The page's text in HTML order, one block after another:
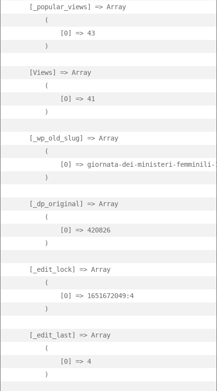
    [_popular_views] => Array
        (
            [0] => 43
        )
    [Views] => Array
        (
            [0] => 41
        )
    [_wp_old_slug] => Array
        (
[0] => giornata-dei-ministeri-
        )
    [_dp_original] => Array
        (
            [0] => 420826
        )
    [_edit_lock] => Array
        (
            [0] => 1651672049:4
        )
    [_edit_last] => Array
        (
            [0] => 4
        )